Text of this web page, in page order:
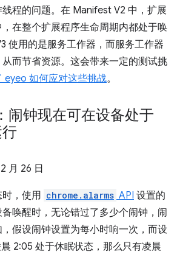
程的问题。在 Manifest V2 中，扩展
在整个扩展程序生命周期内都处于唤
使用的是服务工作器，而服务工作器
而节省资源。这会带来一定的测试挑
eyeo 如何应对这些挑战。
闹钟现在可在设备处于
月 26 日
，使用 chrome.alarms API 设置的
唤醒时，无论错过了多少个闹钟，闹
假设闹钟设置为每小时响一次，而设
2:05 处于休眠状态，那么只有凌晨